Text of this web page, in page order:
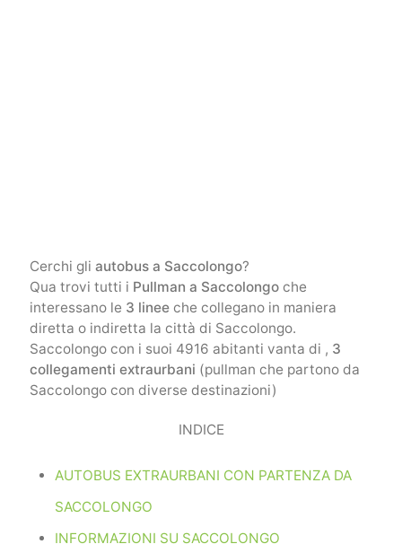
Cerchi gli autobus a Saccolongo?
Qua trovi tutti i Pullman a Saccolongoche
interessano le 3 lineeche collegano in maniera
diretta o indiretta la città di Saccolongo.
Saccolongo con i suoi 4916 abitanti vanta di , 3
collegamenti extraurbani (pullman che partono da
Saccolongo con diverse destinazioni)
INDICE
AUTOBUS EXTRAURBANI CON PARTENZA DA
SACCOLONGO
INFORMAZIONI SU SACCOLONGO